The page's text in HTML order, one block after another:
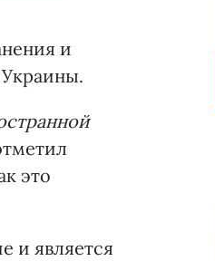
и
это
и является